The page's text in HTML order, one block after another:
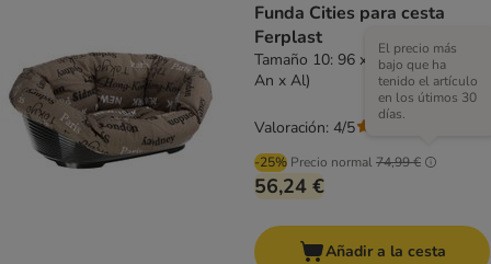
Funda Cities para cesta
Ferplast
Tamaño 10: 96 x 71 x 32 cm (L x
An x Al)
-25% Precio normal74,99 €
El precio más
bajo que ha
tenido el artículo
en los útimos 30
días.
56,24 €
Valoración: 4/5
Añadir a la cesta